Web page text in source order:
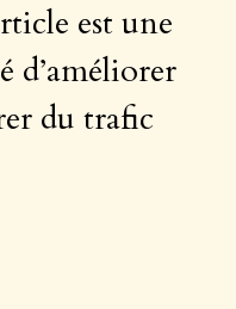
est une
d’améliorer
du trafic